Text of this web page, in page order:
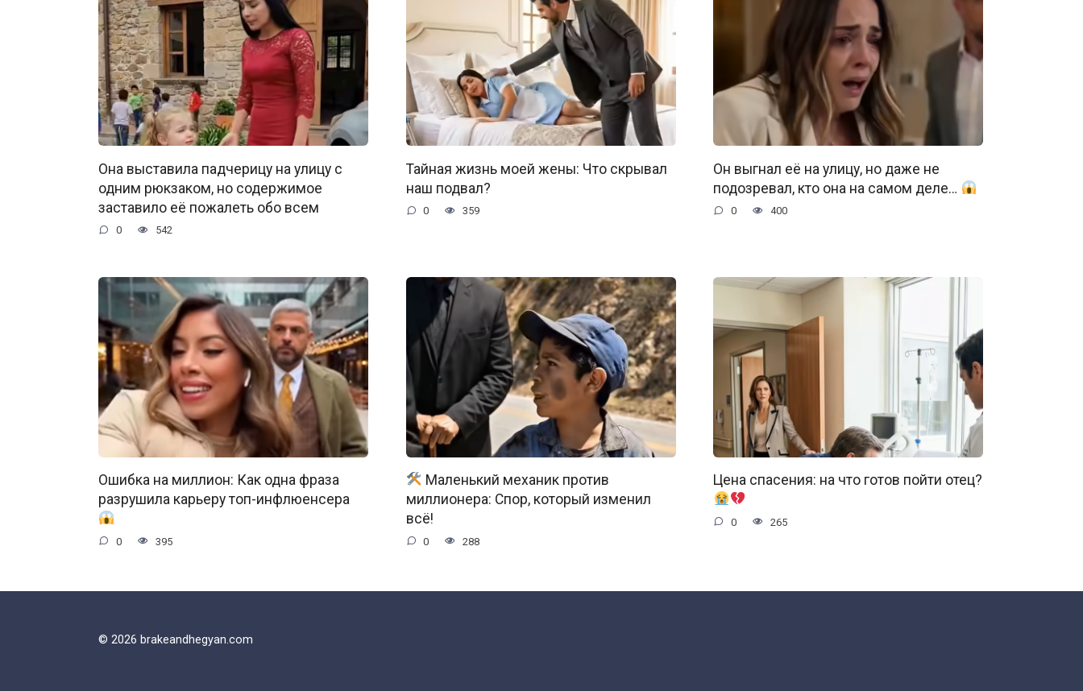
Она выставила падчерицу на улицу с
одним рюкзаком, но содержимое
заставило её пожалеть обо всем
0 542
Тайная жизнь моей жены: Что скрывал
наш подвал?
0 359
Он выгнал её на улицу, но даже не
подозревал, кто она на самом деле…
0 400
Ошибка на миллион: Как одна фраза
разрушила карьеру топ-инфлюенсера
0 395
Маленький механик против
миллионера: Спор, который изменил
всё!
0 288
Цена спасения: на что готов пойти отец?
0 265
© 2026 brakeandhegyan.com